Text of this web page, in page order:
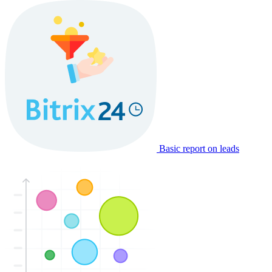
Basic report on leads